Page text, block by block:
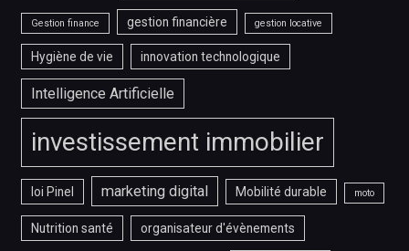
Gestion finance gestion financière gestion locative
Hygiène de vie innovation technologique
Intelligence Artificielle
investissement immobilier
loi Pinel marketing digital Mobilité durable moto
Nutrition santé organisateur d'évènements